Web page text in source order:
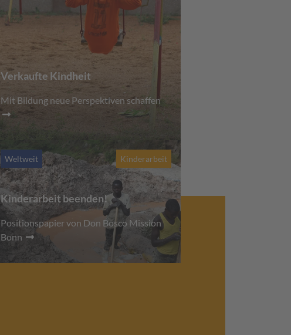
Verkaufte Kindheit
Mit Bildung neue Perspektiven schaffen
Weltweit Kinderarbeit
Kinderarbeit beenden!
Positionspapier von Don Bosco Mission
Bonn